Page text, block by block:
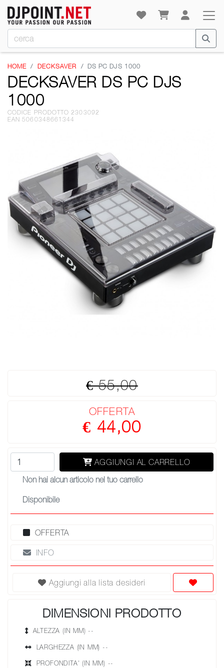
HOME DECKSAVER DS PC DJS 1000
DECKSAVER DS PC DJS
1000
CODICE PRODOTTO 2303092
EAN 5060348661344
€ 55,00
OFFERTA
€ 44,00
AGGIUNGI AL CARRELLO
Non hai alcun articolo nel tuo carrello
Disponibile
OFFERTA
INFO
Aggiungi alla lista desideri
DIMENSIONI PRODOTTO
ALTEZZA (IN MM) --
LARGHEZZA (IN MM) --
PROFONDITA' (IN MM) --